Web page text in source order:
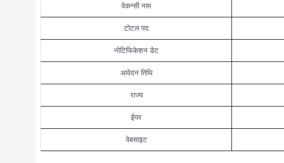
वेकन्सी नाम
टोटल पद
नोटिफिकेशन डेट
आवेदन तिथि
राज्य
ईयर
वेबसाइट